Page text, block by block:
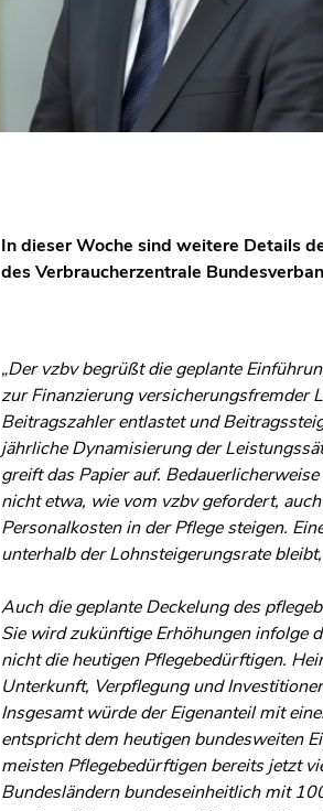
In dieser Woche sind weitere Details
des Verbraucherzentrale
„Der vzbv begrüßt die geplante
zur Finanzierung versicherungsfremder
Beitragszahler entlastet und
jährliche Dynamisierung der
greift das Papier auf.
nicht etwa, wie vom vzbv gefordert,
Personalkosten in der Pflege steigen.
unterhalb der Lohnsteigerungsrate
Auch die geplante Deckelung des
Sie wird zukünftige Erhöhungen infolge
nicht die heutigen Pflegebedürftigen.
Unterkunft, Verpflegung und
Insgesamt würde der Eigenanteil mit
entspricht dem heutigen bundesweiten
meisten Pflegebedürftigen bereits jetzt
Bundesländern bundeseinheitlich mit